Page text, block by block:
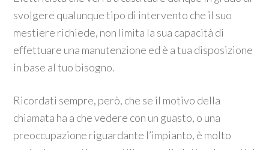
svolgere qualunque tipo di intervento che il suo
mestiere richiede, non limita la sua capacità di
effettuare una manutenzione ed è a tua disposizione
in base al tuo bisogno.
Ricordati sempre, però, che se il motivo della
chiamata ha a che vedere con un guasto, o una
preoccupazione riguardante l’impianto, è molto